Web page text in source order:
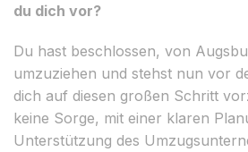
du dich vor?
Du hast beschlossen, von
umzuziehen und stehst nun vor
dich auf diesen großen Schritt
keine Sorge, mit einer klaren
Unterstützung des